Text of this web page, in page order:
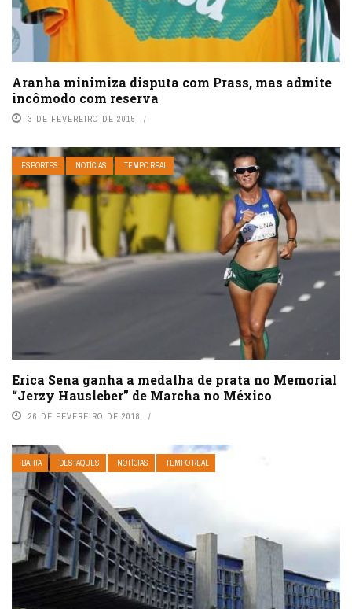
Aranha minimiza disputa com Prass, mas admite
incômodo com reserva
3 DE FEVEREIRO DE 2015
ESPORTES NOTÍCIAS TEMPO REAL
Erica Sena ganha a medalha de prata no Memorial
“Jerzy Hausleber” de Marcha no México
26 DE FEVEREIRO DE 2018
BAHIA DESTAQUES NOTÍCIAS TEMPO REAL